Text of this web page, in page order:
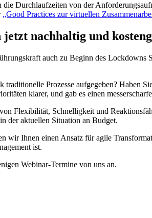
die Durchlaufzeiten von der
„Good Practices zur virtuellen
nachhaltig und
auch zu Beginn des
traditionelle Prozesse aufgegeben? Haben
klarer, und gab es einen
Flexibilität, Schnelligkeit und
der aktuellen Situation an Budget.
wir Ihnen einen Ansatz für agile
ist.
Webinar-Termine von uns an.